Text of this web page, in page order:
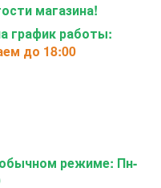
магазина!
график работы:
до 18:00
режиме: Пн-